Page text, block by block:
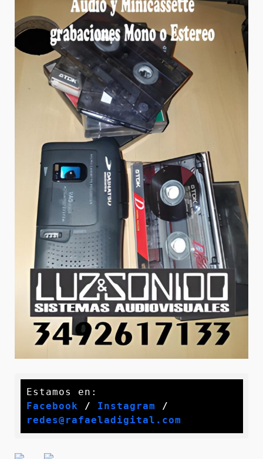
Facebook / Instagram /
redes@rafaeladigital.com